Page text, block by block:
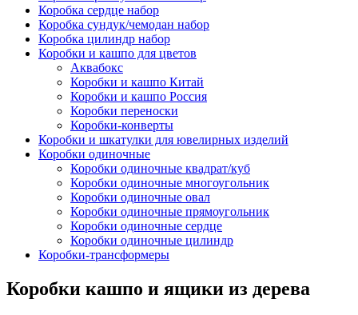
Коробка сердце набор
Коробка сундук/чемодан набор
Коробка цилиндр набор
Коробки и кашпо для цветов
Аквабокс
Коробки и кашпо Китай
Коробки и кашпо Россия
Коробки переноски
Коробки-конверты
Коробки и шкатулки для ювелирных изделий
Коробки одиночные
Коробки одиночные квадрат/куб
Коробки одиночные многоугольник
Коробки одиночные овал
Коробки одиночные прямоугольник
Коробки одиночные сердце
Коробки одиночные цилиндр
Коробки-трансформеры
Коробки кашпо и ящики из дерева